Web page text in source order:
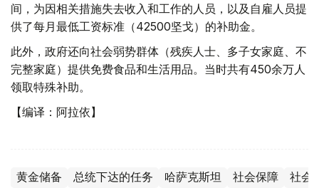
间，为因相关措施失去收入和工作的人员，以及自雇人员提
供了每月最低工资标准（42500坚戈）的补助金。
此外，政府还向社会弱势群体（残疾人士、多子女家庭、不
完整家庭）提供免费食品和生活用品。当时共有450余万人
领取特殊补助。
【编译：阿拉依】
黄金储备 总统下达的任务 哈萨克斯坦 社会保障 社会